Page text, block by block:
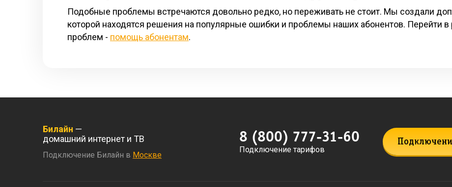
Подобные проблемы встречаются довольно редко, но переживать не стоит. Мы создали
которой находятся решения на популярные ошибки и проблемы наших абонентов. Перейти
проблем - помощь абонентам.
Билайн —
домашний интернет и ТВ
Подключение Билайн в Москве
8 (800) 777-31-60
Подключение тарифов